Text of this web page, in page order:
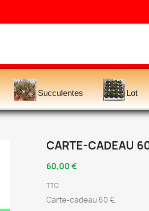
Succulentes Lot
CARTE-CADEAU
60,00 €
TTC
Carte-cadeau 60 €.